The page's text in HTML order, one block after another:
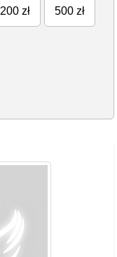
200 zł 500 zł